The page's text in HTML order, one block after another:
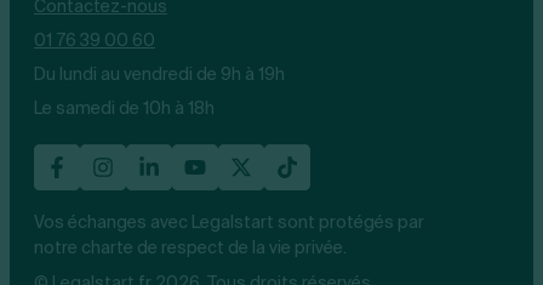
Contactez-nous
01 76 39 00 60
Du lundi au vendredi de 9h à 19h
Le samedi de 10h à 18h
Vos échanges avec Legalstart sont protégés par
notre charte de respect de la vie privée.